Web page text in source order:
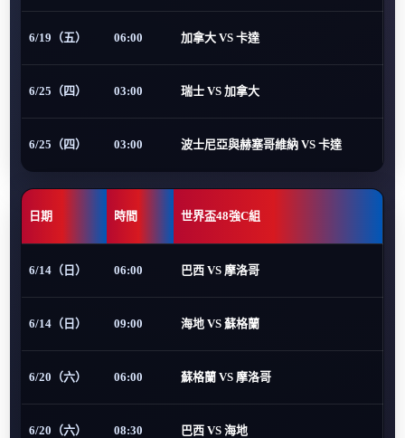
6/19（五） 06:00 加拿大 VS 卡達
6/25（四） 03:00 瑞士 VS 加拿大
6/25（四） 03:00 波士尼亞與赫塞哥維納 VS 卡達
日期 時間 世界盃48強C組
6/14（日） 06:00 巴西 VS 摩洛哥
6/14（日） 09:00 海地 VS 蘇格蘭
6/20（六） 06:00 蘇格蘭 VS 摩洛哥
6/20（六） 08:30 巴西 VS 海地